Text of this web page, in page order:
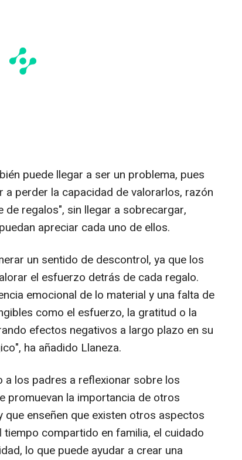
puede llegar a ser un problema, pues
a perder la capacidad de valorarlos, razón
de regalos", sin llegar a sobrecargar,
apreciar cada uno de ellos.
un sentido de descontrol, ya que los
el esfuerzo detrás de cada regalo.
emocional de lo material y una falta de
como el esfuerzo, la gratitud o la
efectos negativos a largo plazo en su
ha añadido Llaneza.
a los padres a reflexionar sobre los
promuevan la importancia de otros
que enseñen que existen otros aspectos
compartido en familia, el cuidado
lo que puede ayudar a crear una